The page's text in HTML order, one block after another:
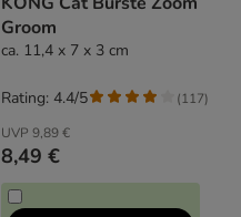
Groom
ca. 11,4 x 7 x 3 cm
UVP 9,89 €
8,49 €
Rating: 4.4/5 (117)